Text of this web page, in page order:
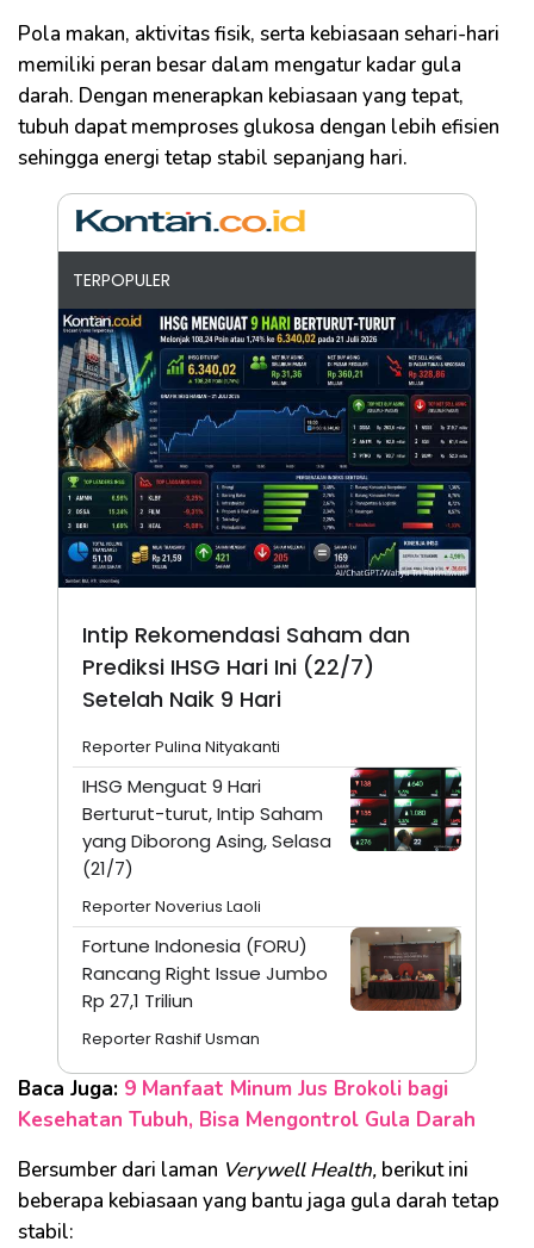
Pola makan, aktivitas fisik, serta kebiasaan sehari-hari
memiliki peran besar dalam mengatur kadar gula
darah. Dengan menerapkan kebiasaan yang tepat,
tubuh dapat memproses glukosa dengan lebih efisien
sehingga energi tetap stabil sepanjang hari.
TERPOPULER
Intip Rekomendasi Saham dan
Prediksi IHSG Hari Ini (22/7)
Setelah Naik 9 Hari
Reporter Pulina Nityakanti
IHSG Menguat 9 Hari
Berturut-turut, Intip Saham
yang Diborong Asing, Selasa
(21/7)
Reporter Noverius Laoli
Fortune Indonesia (FORU)
Rancang Right Issue Jumbo
Rp 27,1 Triliun
Reporter Rashif Usman
Baca Juga: 9 Manfaat Minum Jus Brokoli bagi
Kesehatan Tubuh, Bisa Mengontrol Gula Darah
Bersumber dari laman Verywell Health, berikut ini
beberapa kebiasaan yang bantu jaga gula darah tetap
stabil: